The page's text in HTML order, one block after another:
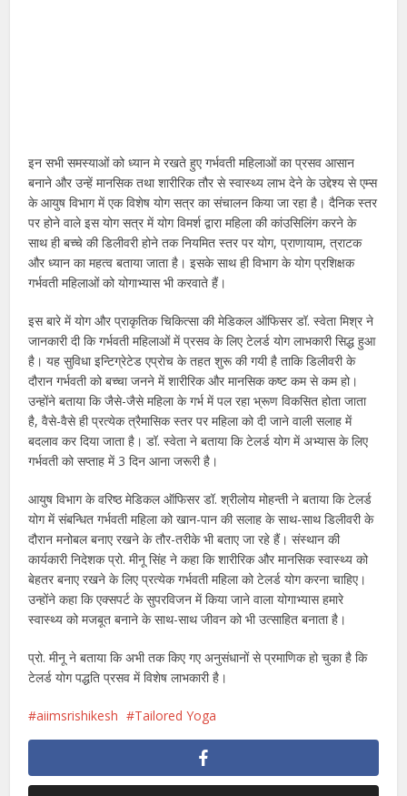
इन सभी समस्याओं को ध्यान मे रखते हुए गर्भवती महिलाओं का प्रसव आसान
बनाने और उन्हें मानसिक तथा शारीरिक तौर से स्वास्थ्य लाभ देने के उद्देश्य से एम्स
के आयुष विभाग में एक विशेष योग सत्र का संचालन किया जा रहा है। दैनिक स्तर
पर होने वाले इस योग सत्र में योग विमर्श द्वारा महिला की कांउसिलिंग करने के
साथ ही बच्चे की डिलीवरी होने तक नियमित स्तर पर योग, प्राणायाम, त्राटक
और ध्यान का महत्व बताया जाता है। इसके साथ ही विभाग के योग प्रशिक्षक
गर्भवती महिलाओं को योगाभ्यास भी करवाते हैं।
इस बारे में योग और प्राकृतिक चिकित्सा की मेडिकल ऑफिसर डॉ. स्वेता मिश्र ने
जानकारी दी कि गर्भवती महिलाओं में प्रसव के लिए टेलर्ड योग लाभकारी सिद्ध हुआ
है। यह सुविधा इन्टिग्रेटेड एप्रोच के तहत शुरू की गयी है ताकि डिलीवरी के
दौरान गर्भवती को बच्चा जनने में शारीरिक और मानसिक कष्ट कम से कम हो।
उन्होंने बताया कि जैसे-जैसे महिला के गर्भ में पल रहा भ्रूण विकसित होता जाता
है, वैसे-वैसे ही प्रत्येक त्रैमासिक स्तर पर महिला को दी जाने वाली सलाह में
बदलाव कर दिया जाता है। डॉ. स्वेता ने बताया कि टेलर्ड योग में अभ्यास के लिए
गर्भवती को सप्ताह में 3 दिन आना जरूरी है।
आयुष विभाग के वरिष्ठ मेडिकल ऑफिसर डॉ. श्रीलोय मोहन्ती ने बताया कि टेलर्ड
योग में संबन्धित गर्भवती महिला को खान-पान की सलाह के साथ-साथ डिलीवरी के
दौरान मनोबल बनाए रखने के तौर-तरीके भी बताए जा रहे हैं। संस्थान की
कार्यकारी निदेशक प्रो. मीनू सिंह ने कहा कि शारीरिक और मानसिक स्वास्थ्य को
बेहतर बनाए रखने के लिए प्रत्येक गर्भवती महिला को टेलर्ड योग करना चाहिए।
उन्होंने कहा कि एक्सपर्ट के सुपरविजन में किया जाने वाला योगाभ्यास हमारे
स्वास्थ्य को मजबूत बनाने के साथ-साथ जीवन को भी उत्साहित बनाता है।
प्रो. मीनू ने बताया कि अभी तक किए गए अनुसंधानों से प्रमाणिक हो चुका है कि
टेलर्ड योग पद्धति प्रसव में विशेष लाभकारी है।
aiimsrishikesh Tailored Yoga